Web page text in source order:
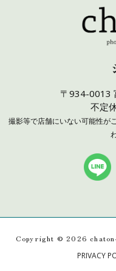
〒934-0013
不定
撮影等で店舗にいない可能性が
Copyright © 2026
PRIVACY